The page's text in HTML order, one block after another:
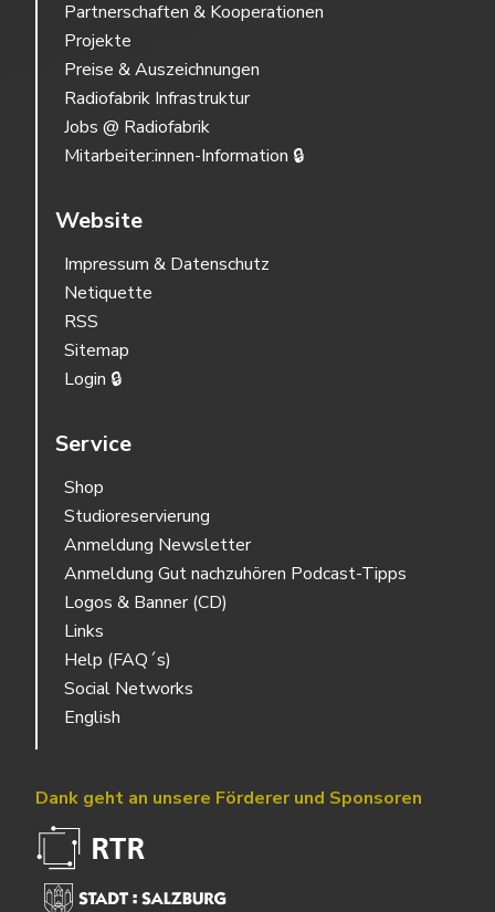
Partnerschaften & Kooperationen
Projekte
Preise & Auszeichnungen
Radiofabrik Infrastruktur
Jobs @ Radiofabrik
Mitarbeiter:innen-Information 🔒
Website
Impressum & Datenschutz
Netiquette
RSS
Sitemap
Login 🔒
Service
Shop
Studioreservierung
Anmeldung Newsletter
Anmeldung Gut nachzuhören Podcast-Tipps
Logos & Banner (CD)
Links
Help (FAQ´s)
Social Networks
English
Dank geht an unsere Förderer und Sponsoren